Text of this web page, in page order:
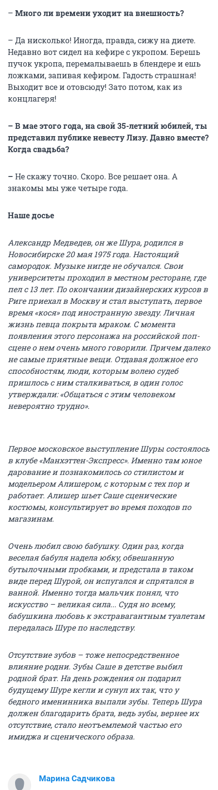
– Много ли времени уходит на внешность?
– Да нисколько! Иногда, правда, сижу на диете.
Недавно вот сидел на кефире с укропом. Берешь
пучок укропа, перемалываешь в блендере и ешь
ложками, запивая кефиром. Гадость страшная!
Выходит все и отовсюду! Зато потом, как из
концлагеря!
– В мае этого года, на свой 35-летний юбилей, ты
представил публике невесту Лизу. Давно вместе?
Когда свадьба?
– Не скажу точно. Скоро. Все решает она. А
знакомы мы уже четыре года.
Наше досье
Александр Медведев, он же Шура, родился в
Новосибирске 20 мая 1975 года. Настоящий
самородок. Музыке нигде не обучался. Свои
университеты проходил в местном ресторане, где
пел с 13 лет. По окончании дизайнерских курсов в
Риге приехал в Москву и стал выступать, первое
время «кося» под иностранную звезду. Личная
жизнь певца покрыта мраком. С момента
появления этого персонажа на российской поп-
сцене о нем очень много говорили. Причем далеко
не самые приятные вещи. Отдавая должное его
способностям, люди, которым волею судеб
пришлось с ним сталкиваться, в один голос
утверждали: «Общаться с этим человеком
невероятно трудно».
Первое московское выступление Шуры состоялось
в клубе «Манхэттен-Экспресс». Именно там юное
дарование и познакомилось со стилистом и
модельером Алишером, с которым с тех пор и
работает. Алишер шьет Саше сценические
костюмы, консультирует во время походов по
магазинам.
Очень любил свою бабушку. Один раз, когда
веселая бабуля надела юбку, обвешанную
бутылочными пробками, и предстала в таком
виде перед Шурой, он испугался и спрятался в
ванной. Именно тогда мальчик понял, что
искусство – великая сила... Судя но всему,
бабушкина любовь к экстравагантным туалетам
передалась Шуре по наследству.
Отсутствие зубов – тоже непосредственное
влияние родни. Зубы Саше в детстве выбил
родной брат. На день рождения он подарил
будущему Шуре кегли и сунул их так, что у
бедного именинника выпали зубы. Теперь Шура
должен благодарить брата, ведь зубы, вернее их
отсутствие, стало неотъемлемой частью его
имиджа и сценического образа.
Марина Садчикова